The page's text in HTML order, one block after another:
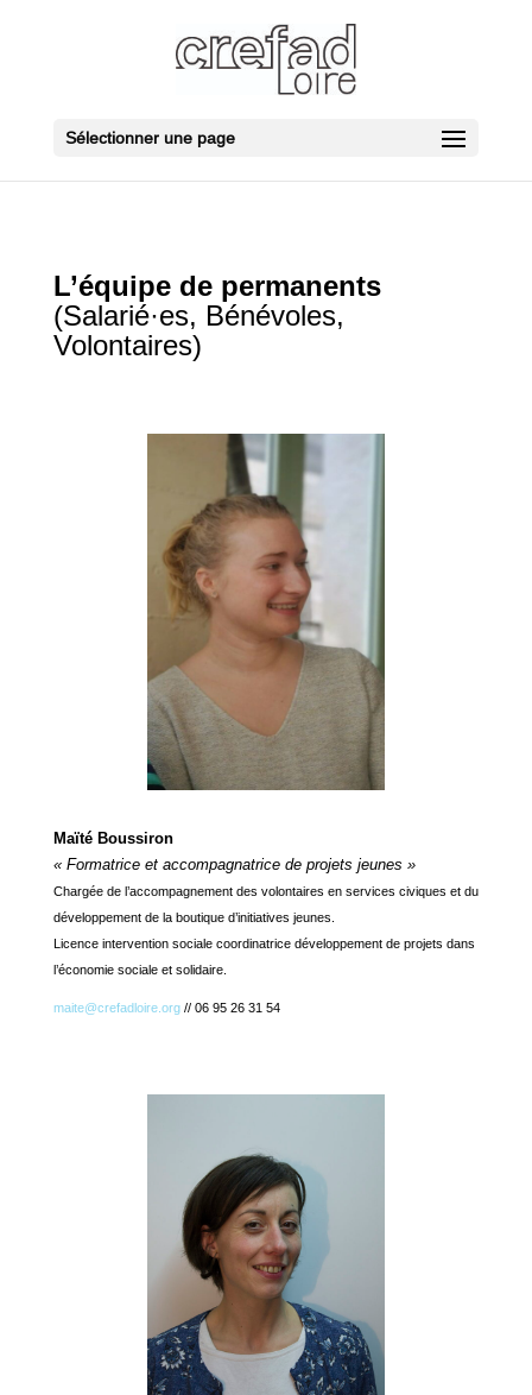
Sélectionner une page
L’équipe de permanents
(Salarié·es, Bénévoles,
Volontaires)
Maïté Boussiron
« Formatrice et accompagnatrice de projets jeunes »
Chargée de l’accompagnement des volontaires en services civiques et du
développement de la boutique d’initiatives jeunes.
Licence intervention sociale coordinatrice développement de projets dans
l’économie sociale et solidaire.
maite@crefadloire.org// 06 95 26 31 54